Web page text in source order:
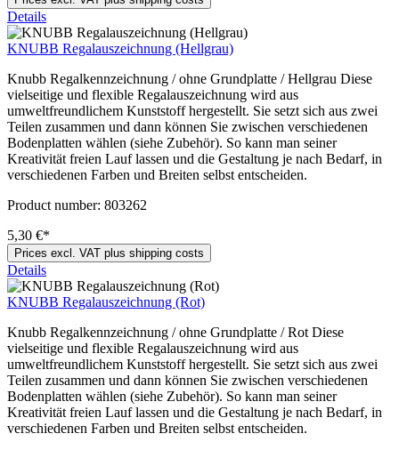
Details
KNUBB Regalauszeichnung (Hellgrau)
Knubb Regalkennzeichnung / ohne Grundplatte / Hellgrau Diese
vielseitige und flexible Regalauszeichnung wird aus
umweltfreundlichem Kunststoff hergestellt. Sie setzt sich aus zwei
Teilen zusammen und dann können Sie zwischen verschiedenen
Bodenplatten wählen (siehe Zubehör). So kann man seiner
Kreativität freien Lauf lassen und die Gestaltung je nach Bedarf, in
verschiedenen Farben und Breiten selbst entscheiden.
Product number: 803262
5,30 €*
Prices excl. VAT plus shipping costs
Details
KNUBB Regalauszeichnung (Rot)
Knubb Regalkennzeichnung / ohne Grundplatte / Rot Diese
vielseitige und flexible Regalauszeichnung wird aus
umweltfreundlichem Kunststoff hergestellt. Sie setzt sich aus zwei
Teilen zusammen und dann können Sie zwischen verschiedenen
Bodenplatten wählen (siehe Zubehör). So kann man seiner
Kreativität freien Lauf lassen und die Gestaltung je nach Bedarf, in
verschiedenen Farben und Breiten selbst entscheiden.